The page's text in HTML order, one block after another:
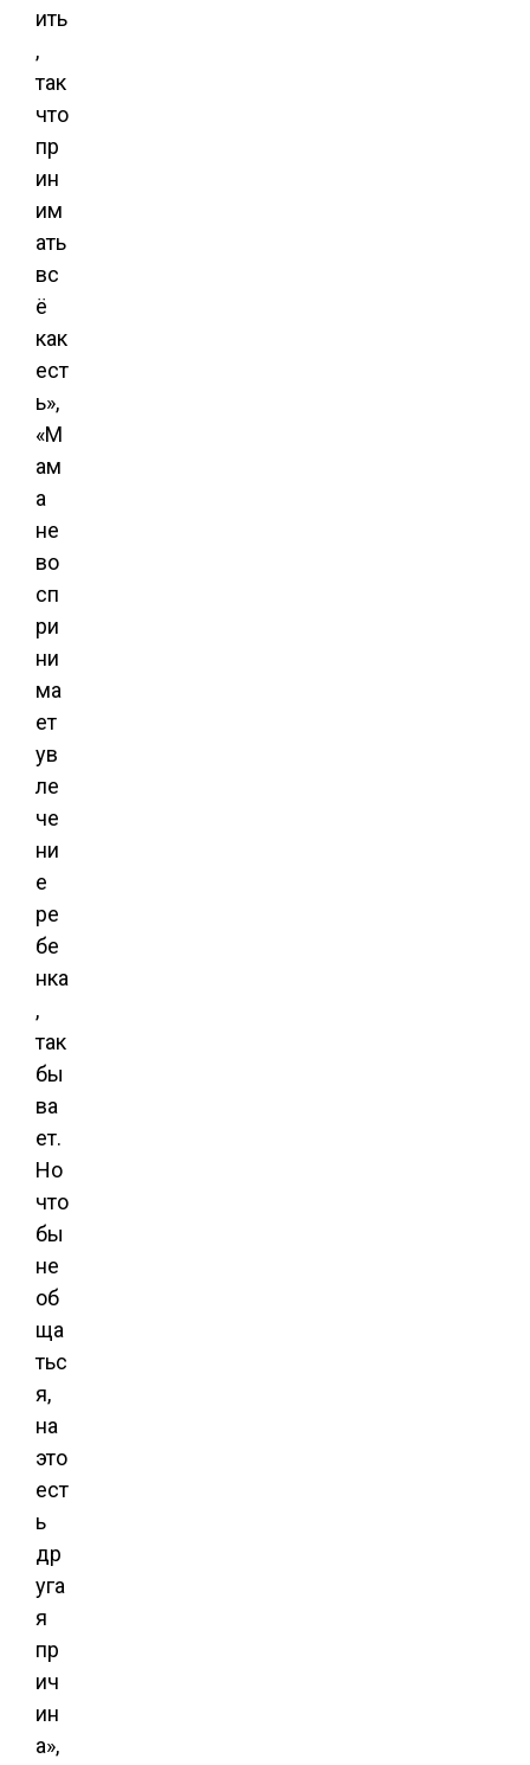
ить
,
так
что
пр
ин
им
ать
вс
ё
как
ест
ь»,
«М
ам
а
не
во
сп
ри
ни
ма
ет
ув
ле
че
ни
е
ре
бе
нка
,
так
бы
ва
ет.
Но
что
бы
не
об
ща
тьс
я,
на
это
ест
ь
др
уга
я
пр
ич
ин
а»,